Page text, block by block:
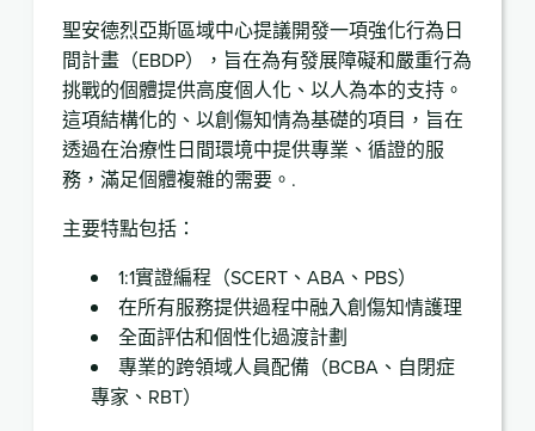
聖安德烈亞斯區域中心提議開發一項強化行為日
間計畫（EBDP），旨在為有發展障礙和嚴重行為
挑戰的個體提供高度個人化、以人為本的支持。
這項結構化的、以創傷知情為基礎的項目，旨在
透過在治療性日間環境中提供專業、循證的服
務，滿足個體複雜的需要。.
主要特點包括：
1:1實證編程（SCERT、ABA、PBS）
在所有服務提供過程中融入創傷知情護理
全面評估和個性化過渡計劃
專業的跨領域人員配備（BCBA、自閉症
專家、RBT）